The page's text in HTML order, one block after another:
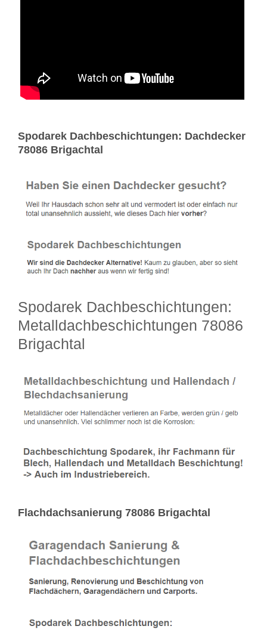
Spodarek Dachbeschichtungen: Dachdecker
78086 Brigachtal
Spodarek Dachbeschichtungen:
Metalldachbeschichtungen 78086
Brigachtal
Flachdachsanierung 78086 Brigachtal